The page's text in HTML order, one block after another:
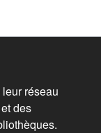
réseau
des